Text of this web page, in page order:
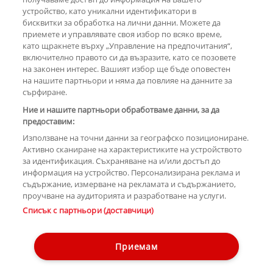
РЕКЛАМА
КОМЕНТАРИ
Copyright © 2007-2026 Hotnews.bg. Всички права запазени.
Контакти Общи условия
Етични правила на НСС
Лични данни
Управление на предпочитания
устройство, като уникални идентификатори в
бисквитки за обработка на лични данни. Можете да
приемете и управлявате своя избор по всяко време,
като щракнете върху „Управление на предпочитания“,
включително правото си да възразите, като се позовете
на законен интерес. Вашият избор ще бъде оповестен
на нашите партньори и няма да повлияе на данните за
сърфиране.
Ние и нашите партньори обработваме данни, за да
предоставим:
Използване на точни данни за географско позициониране.
Активно сканиране на характеристиките на устройството
за идентификация. Съхраняване на и/или достъп до
информация на устройство. Персонализирана реклама и
съдържание, измерване на рекламата и съдържанието,
проучване на аудиторията и разработване на услуги.
Списък с партньори (доставчици)
Приемам